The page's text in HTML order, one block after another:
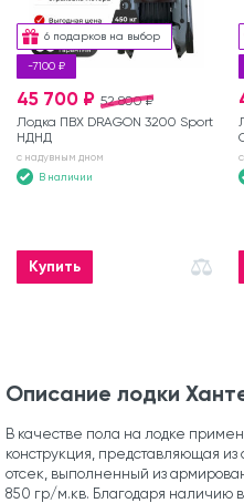
6 подарков на выбор
-7100 ₽
52 800 ₽
45 700 ₽
Лодка ПВХ DRAGON 3200 Sport
НДНД
с надувным дном
В наличии
Купить
Описание лодки
В качестве пола на лодке
конструкция, представляющая
отсек, выполненный из
850 гр/м.кв. Благодаря наличию